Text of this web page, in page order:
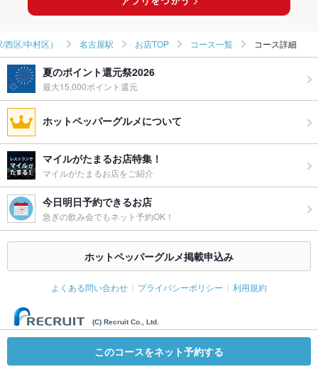
名古屋駅の海鮮ランキング
区/中村区） 名古屋駅 お店TOP コース一覧 コース詳細
夏のポイント還元祭2026
最大15,000ポイント還元
ホットペッパーグルメについて
マイルがたまるお店特集！
マイルがたまるお店をご紹介
今日明日予約できるお店
急ぎの飲み会でもネット予約OK！
ホットペッパーグルメ掲載申込み
よくある問い合わせ プライバシーポリシー 利用規約
(C) Recruit Co., Ltd.
このコースをネット予約する